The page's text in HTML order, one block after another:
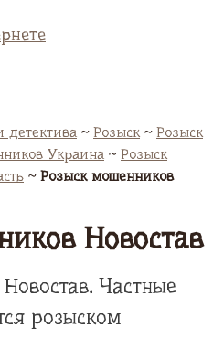
детектива ~ Розыск~ Розыск
Украина ~ Розыск
~ Розыск мошенников
Новостав
Частные
розыском